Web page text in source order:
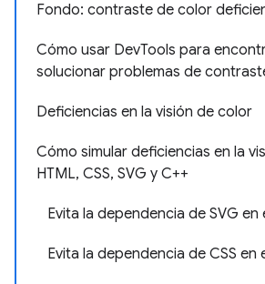
Fondo: contraste de color
Cómo usar DevTools para
solucionar problemas de
Deficiencias en la visión de color
Cómo simular deficiencias en la
HTML, CSS, SVG y C++
Evita la dependencia de SVG
Evita la dependencia de CSS en